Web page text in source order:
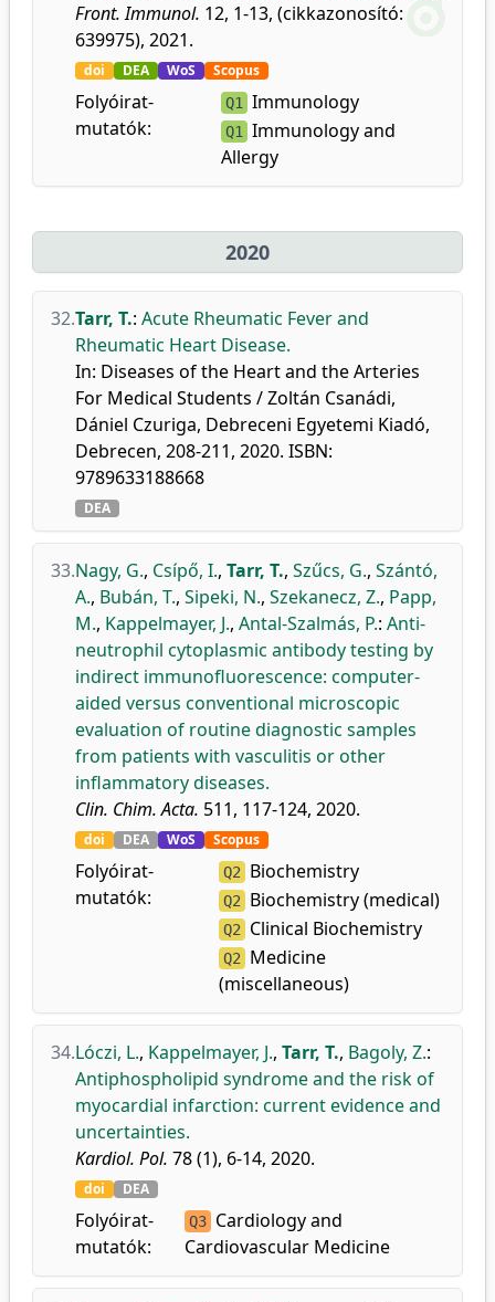
Front. Immunol. 12, 1-13, (cikkazonosító:
639975), 2021.
doi DEA WoS Scopus
Folyóirat-
mutatók:
Q1 Immunology
Q1
Immunology and
Allergy
2020
32.Tarr, T.: Acute Rheumatic Fever and
Rheumatic Heart Disease.
In: Diseases of the Heart and the Arteries
For Medical Students / Zoltán Csanádi,
Dániel Czuriga, Debreceni Egyetemi Kiadó,
Debrecen, 208-211, 2020. ISBN:
9789633188668
DEA
33.Nagy, G., Csípő, I., Tarr, T., Szűcs, G., Szántó,
A., Bubán, T., Sipeki, N., Szekanecz, Z., Papp,
M., Kappelmayer, J., Antal-Szalmás, P.: Anti-
neutrophil cytoplasmic antibody testing by
indirect immunofluorescence: computer-
aided versus conventional microscopic
evaluation of routine diagnostic samples
from patients with vasculitis or other
inflammatory diseases.
Clin. Chim. Acta. 511, 117-124, 2020.
doi DEA WoS Scopus
Folyóirat-
mutatók:
Q2 Biochemistry
Q2 Biochemistry (medical)
Q2 Clinical Biochemistry
Q2
Medicine
(miscellaneous)
34.Lóczi, L., Kappelmayer, J., Tarr, T., Bagoly, Z.:
Antiphospholipid syndrome and the risk of
myocardial infarction: current evidence and
uncertainties.
Kardiol. Pol. 78 (1), 6-14, 2020.
doi DEA
Folyóirat-
mutatók:
Q3 Cardiology and
Cardiovascular Medicine